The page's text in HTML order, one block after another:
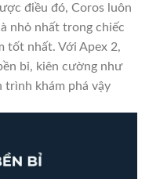
điều đó, Coros luôn
nhỏ nhất trong chiếc
tốt nhất. Với Apex 2,
bỉ, kiên cường như
trình khám phá vậy